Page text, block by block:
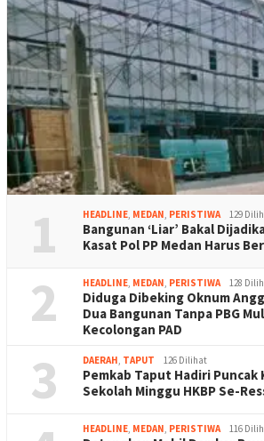
1 HEADLINE, MEDAN, PERISTIWA 129
Bangunan ‘Liar’ Bakal
Kasat Pol PP Medan Harus
2 HEADLINE, MEDAN, PERISTIWA 128
Diduga Dibeking Oknum
Dua Bangunan Tanpa PBG
Kecolongan PAD
3 DAERAH, TAPUT 126 Dilihat
Pemkab Taput Hadiri
Sekolah Minggu HKBP Se-
HEADLINE, MEDAN, PERISTIWA 116